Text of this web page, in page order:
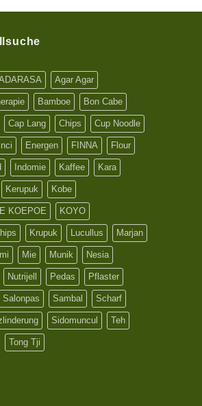
Agar Agar
Bamboe Bon Cabe
Cap Lang Chips Cup Noodle
Energen FINNA Flour
Indomie Kaffee Kara
Kerupuk Kobe
KOEPOE KOYO
Krupuk Lucullus Marjan
mi Mie Munik Nesia
Nutrijell Pedas Pflaster
Salonpas Sambal Scharf
Sidomuncul Teh
Tong Tji